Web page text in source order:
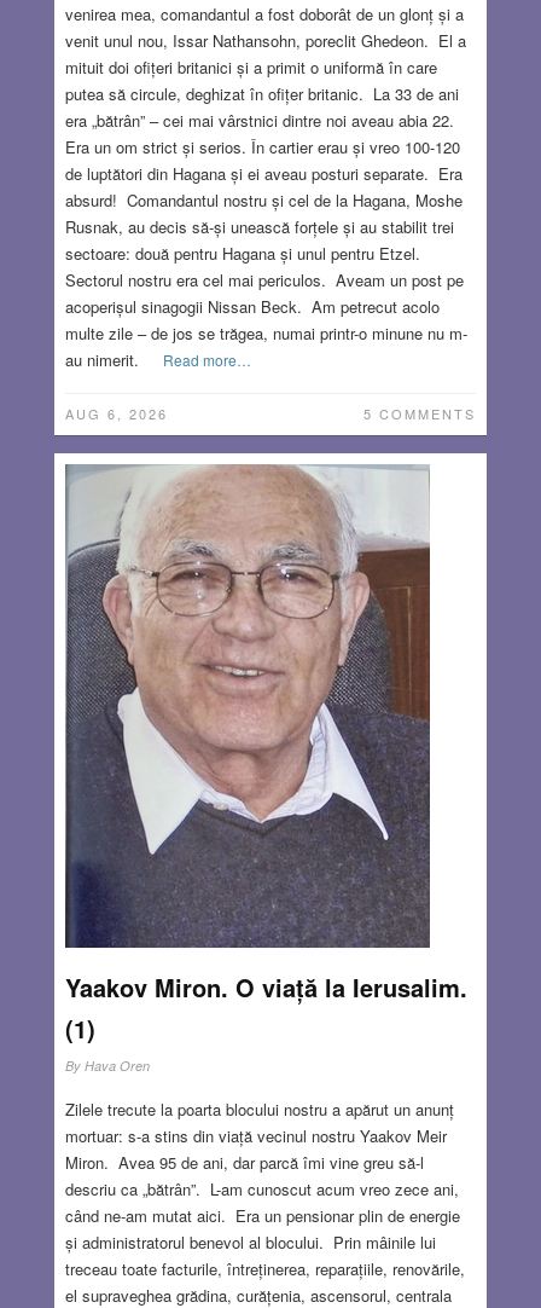
venirea mea, comandantul a fost doborât de un glonț și a
venit unul nou, Issar Nathansohn, poreclit Ghedeon. El a
mituit doi ofițeri britanici și a primit o uniformă în care
putea să circule, deghizat în ofițer britanic. La 33 de ani
era „bătrân” – cei mai vârstnici dintre noi aveau abia 22.
Era un om strict și serios. În cartier erau și vreo 100-120
de luptători din Hagana și ei aveau posturi separate. Era
absurd! Comandantul nostru și cel de la Hagana, Moshe
Rusnak, au decis să-și unească forțele și au stabilit trei
sectoare: două pentru Hagana și unul pentru Etzel.
Sectorul nostru era cel mai periculos. Aveam un post pe
acoperișul sinagogii Nissan Beck. Am petrecut acolo
multe zile – de jos se trăgea, numai printr-o minune nu m-
au nimerit.
Read more…
AUG 6, 2026 5 COMMENTS
Yaakov Miron. O viață la Ierusalim.
(1)
By Hava Oren
Zilele trecute la poarta blocului nostru a apărut un anunț
mortuar: s-a stins din viață vecinul nostru Yaakov Meir
Miron. Avea 95 de ani, dar parcă îmi vine greu să-l
descriu ca „bătrân”. L-am cunoscut acum vreo zece ani,
când ne-am mutat aici. Era un pensionar plin de energie
și administratorul benevol al blocului. Prin mâinile lui
treceau toate facturile, întreținerea, reparațiile, renovările,
el supraveghea grădina, curățenia, ascensorul, centrala